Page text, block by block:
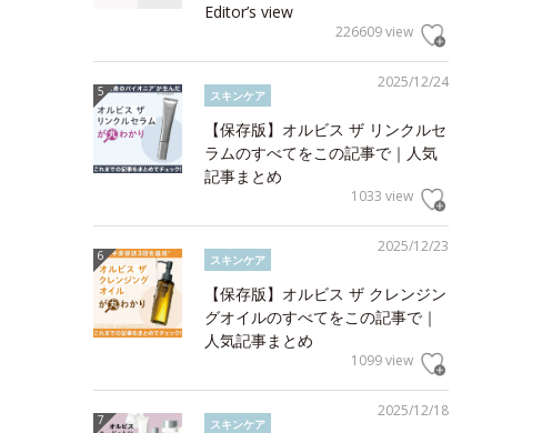
Editor’s view
226609 view
2025/12/24
スキンケア
【保存版】オルビス ザ リンクルセ
ラムのすべてをこの記事で｜人気
記事まとめ
1033 view
2025/12/23
スキンケア
【保存版】オルビス ザ クレンジン
グオイルのすべてをこの記事で｜
人気記事まとめ
1099 view
2025/12/18
スキンケア